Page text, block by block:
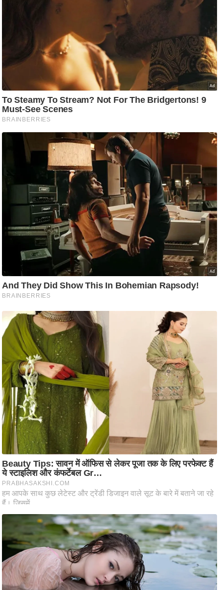
घ
नु
स्खे
फि
ने
रि
ले
श
न
शि
प
रा
ज
नी
ति
वि
श्ले
ष
ण
स
म
सा
क
मा
तृ
भू